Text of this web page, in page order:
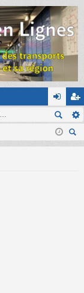
on
ne
ns
cri
ec